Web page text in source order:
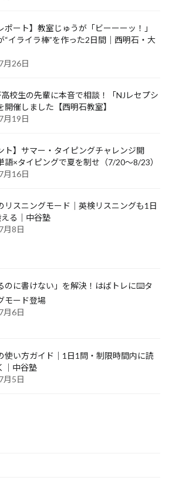
ポート】教室じゅうが「ビーーーッ！」
“イライラ棒”を作った2日間｜西明石・大
月26日
校生の先輩に本音で相談！「NJレセプシ
開催しました【西明石教室】
月19日
ト】サマー・タイピングチャレンジ開
語×タイピングで夏を制せ（7/20〜8/23）
月16日
リスニングモード｜英検リスニングも1日
る｜中谷塾
月8日
のに書けない」を解決！はばトレに⌨️タ
モード登場
月6日
使い方ガイド｜1日1問・制限時間内に読
｜中谷塾
月5日